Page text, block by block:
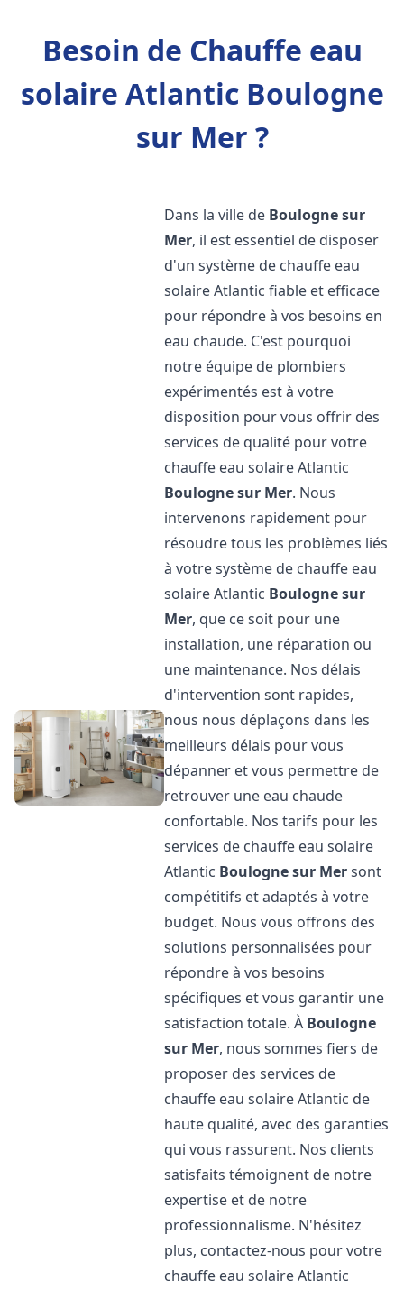
Besoin de Chauffe eau
solaire Atlantic Boulogne
sur Mer ?
Dans la ville de Boulogne sur
Mer, il est essentiel de disposer
d'un système de chauffe eau
solaire Atlantic fiable et efficace
pour répondre à vos besoins en
eau chaude. C'est pourquoi
notre équipe de plombiers
expérimentés est à votre
disposition pour vous offrir des
services de qualité pour votre
chauffe eau solaire Atlantic
Boulogne sur Mer. Nous
intervenons rapidement pour
résoudre tous les problèmes liés
à votre système de chauffe eau
solaire Atlantic Boulogne sur
Mer, que ce soit pour une
installation, une réparation ou
une maintenance. Nos délais
d'intervention sont rapides,
nous nous déplaçons dans les
meilleurs délais pour vous
dépanner et vous permettre de
retrouver une eau chaude
confortable. Nos tarifs pour les
services de chauffe eau solaire
Atlantic Boulogne sur Mersont
compétitifs et adaptés à votre
budget. Nous vous offrons des
solutions personnalisées pour
répondre à vos besoins
spécifiques et vous garantir une
satisfaction totale. À Boulogne
sur Mer, nous sommes fiers de
proposer des services de
chauffe eau solaire Atlantic de
haute qualité, avec des garanties
qui vous rassurent. Nos clients
satisfaits témoignent de notre
expertise et de notre
professionnalisme. N'hésitez
plus, contactez-nous pour votre
chauffe eau solaire Atlantic